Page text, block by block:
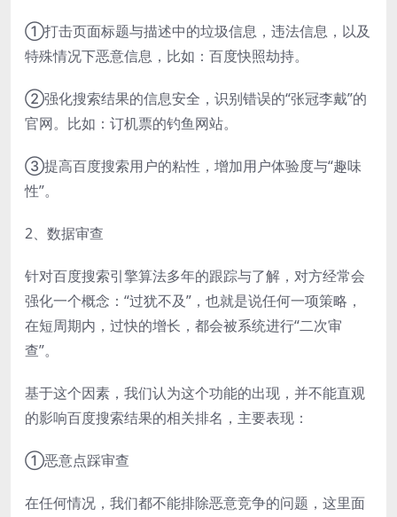
①打击页面标题与描述中的垃圾信息，违法信息，以及
特殊情况下恶意信息，比如：百度快照劫持。
②强化搜索结果的信息安全，识别错误的“张冠李戴”的
官网。比如：订机票的钓鱼网站。
③提高百度搜索用户的粘性，增加用户体验度与“趣味
性”。
2、数据审查
针对百度搜索引擎算法多年的跟踪与了解，对方经常会
强化一个概念：“过犹不及”，也就是说任何一项策略，
在短周期内，过快的增长，都会被系统进行“二次审
查”。
基于这个因素，我们认为这个功能的出现，并不能直观
的影响百度搜索结果的相关排名，主要表现：
①恶意点踩审查
在任何情况，我们都不能排除恶意竞争的问题，这里面